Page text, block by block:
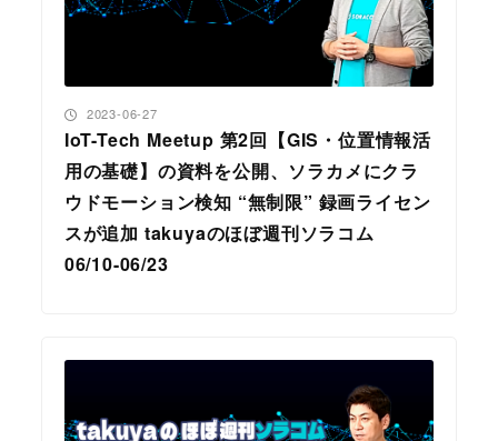
IoT-Tech Meetup 第2回【GIS・位置情報活
用の基礎】の資料を公開、ソラカメにクラ
ウドモーション検知 “無制限” 録画ライセン
スが追加 takuyaのほぼ週刊ソラコム
06/10-06/23
投稿日
2023-06-27